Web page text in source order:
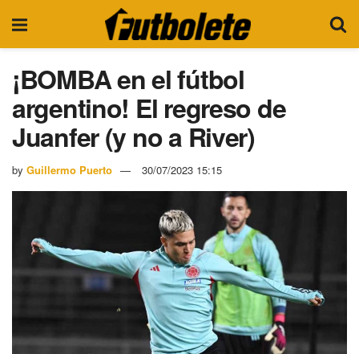
¡BOMBA en el fútbol
argentino! El regreso de
Juanfer (y no a River)
by Guillermo Puerto 30/07/2023 15:15